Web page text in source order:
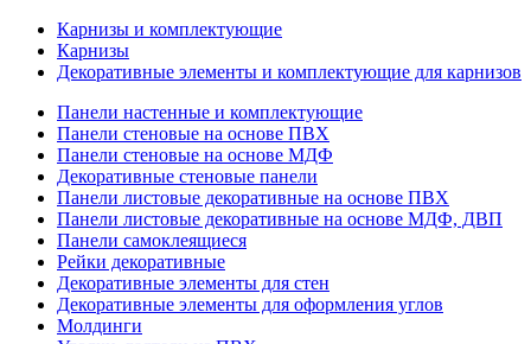
Карнизы и комплектующие
Карнизы
Декоративные элементы и комплектующие для карнизов
Панели настенные и комплектующие
Панели стеновые на основе ПВХ
Панели стеновые на основе МДФ
Декоративные стеновые панели
Панели листовые декоративные на основе ПВХ
Панели листовые декоративные на основе МДФ, ДВП
Панели самоклеящиеся
Рейки декоративные
Декоративные элементы для стен
Декоративные элементы для оформления углов
Молдинги